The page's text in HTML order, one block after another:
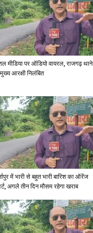
Hindi,
Today
Hindi
मीडिया पर ऑडियो वायरल, राजगढ़ थाने
आरक्षी निलंबित
में भारी से बहुत भारी बारिश का ऑरेंज
अगले तीन दिन मौसम रहेगा खराब